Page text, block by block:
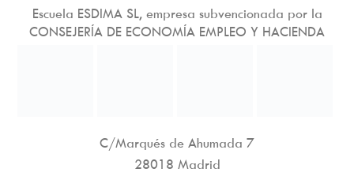
Escuela ESDIMA SL, empresa subvencionada por la
CONSEJERÍA DE ECONOMÍA EMPLEO Y HACIENDA
C/Marqués de Ahumada 7
28018 Madrid